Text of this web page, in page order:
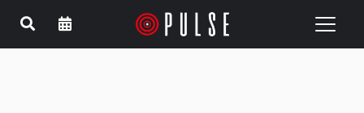
Toggle